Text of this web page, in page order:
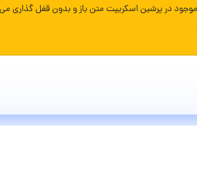
در پرشین اسکریپت متن باز و بدون قفل گذاری